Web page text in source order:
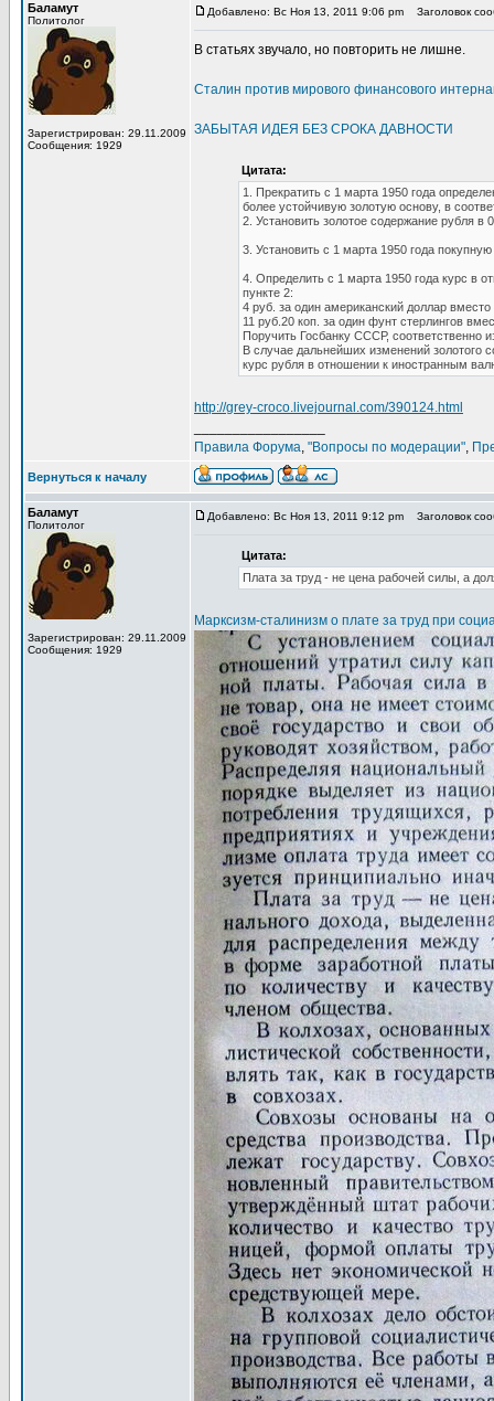
Баламут
Политолог
Зарегистрирован: 29.11.2009
Сообщения: 1929
Добавлено: Вс Ноя 13, 2011 9:06 pm Заголовок
В статьях звучало, но повторить не лишне.
Сталин против мирового финансового
ЗАБЫТАЯ ИДЕЯ БЕЗ СРОКА ДАВНОСТИ
Цитата:
1. Прекратить с 1 марта 1950 года
более устойчивую золотую основу, в
2. Установить золотое содержание рубля в
3. Установить с 1 марта 1950 года
4. Определить с 1 марта 1950 года курс в
пункте 2:
4 руб. за один американский доллар
11 руб.20 коп. за один фунт стерлингов
Поручить Госбанку СССР, соответственно
В случае дальнейших изменений золотого
курс рубля в отношении к иностранным
http://grey-croco.livejournal.com/390124.html
Правила Форума, "Вопросы по модерации",
Вернуться к началу
Баламут
Политолог
Зарегистрирован: 29.11.2009
Сообщения: 1929
Добавлено: Вс Ноя 13, 2011 9:12 pm Заголовок
Цитата:
Плата за труд - не цена рабочей силы, а
Марксизм-сталинизм о плате за труд при